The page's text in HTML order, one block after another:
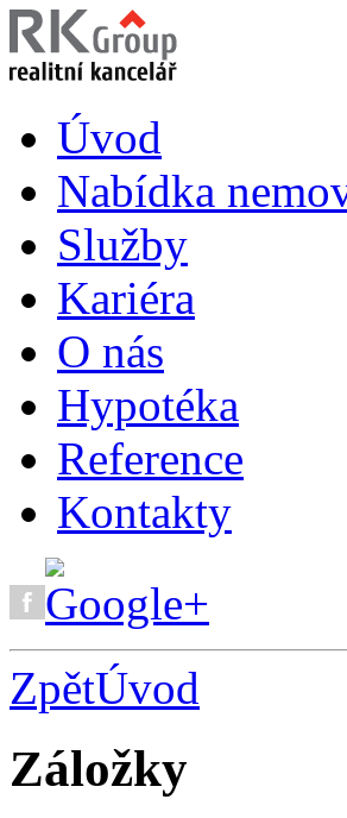
Úvod
Nabídka
Služby
Kariéra
O nás
Hypotéka
Reference
Kontakty
ZpětÚvod
Záložky